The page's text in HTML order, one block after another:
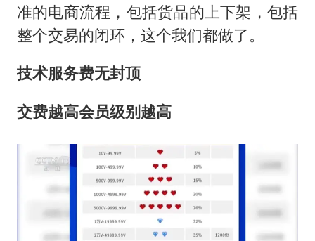
准的电商流程，包括货品的上下架，包括
整个交易的闭环，这个我们都做了。
技术服务费无封顶
交费越高会员级别越高